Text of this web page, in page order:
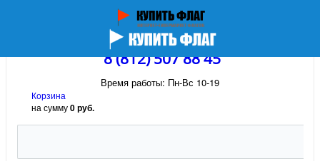
8 (812) 507 88 45
Время работы: Пн-Вс 10-19
Корзина
на сумму0 руб.